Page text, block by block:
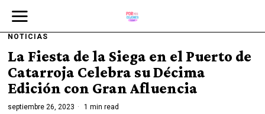
NOTICIAS
La Fiesta de la Siega en el Puerto de
Catarroja Celebra su Décima
Edición con Gran Afluencia
septiembre 26, 2023 1 min read